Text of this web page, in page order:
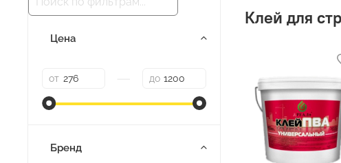
Клей для
Цена
от до
Бренд